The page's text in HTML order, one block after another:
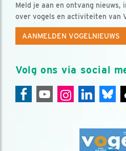
Meld je aan en ontvang
over vogels en activiteiten van
AANMELDEN VOGELNIEUWS
Volg ons via social